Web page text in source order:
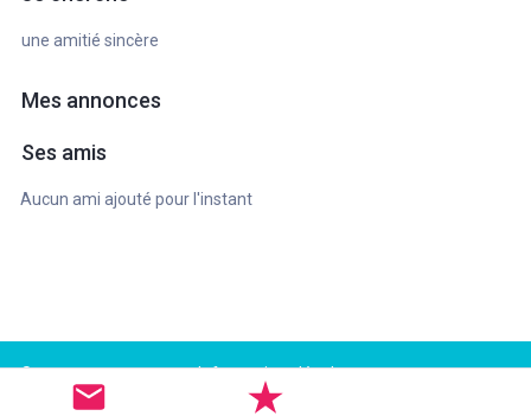
une amitié sincère
Mes annonces
Ses amis
Aucun ami ajouté pour l'instant
Support
Informations légales
Conditions d'utilisation